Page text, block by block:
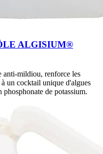
ALGISIUM®
mildiou, renforce les
un cocktail unique d'algues
de potassium.